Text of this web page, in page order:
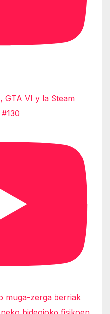
GTA VI y la Steam
muga-zerga berriak
bideojoko fisikoen